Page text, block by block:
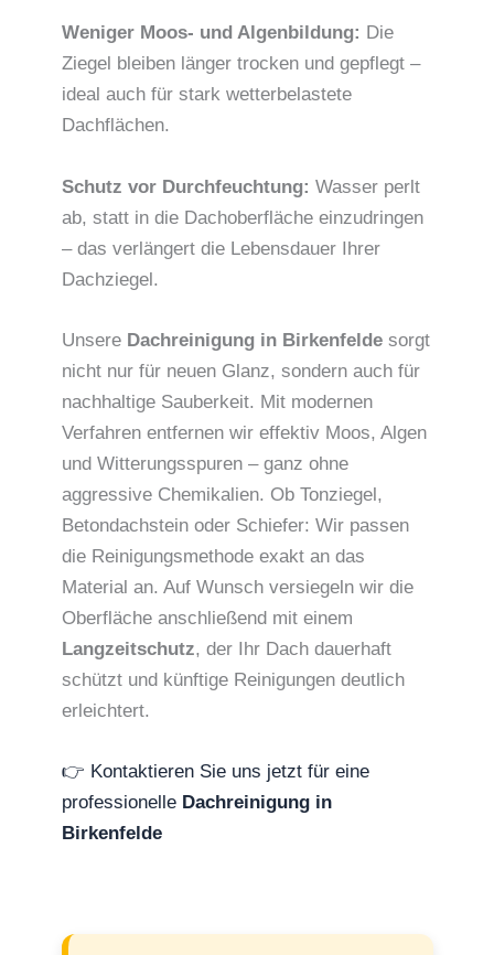
Weniger Moos- und Algenbildung: Die
Ziegel bleiben länger trocken und gepflegt –
ideal auch für stark wetterbelastete
Dachflächen.
Schutz vor Durchfeuchtung: Wasser perlt
ab, statt in die Dachoberfläche einzudringen
– das verlängert die Lebensdauer Ihrer
Dachziegel.
Unsere Dachreinigung in Birkenfeldesorgt
nicht nur für neuen Glanz, sondern auch für
nachhaltige Sauberkeit. Mit modernen
Verfahren entfernen wir effektiv Moos, Algen
und Witterungsspuren – ganz ohne
aggressive Chemikalien. Ob Tonziegel,
Betondachstein oder Schiefer: Wir passen
die Reinigungsmethode exakt an das
Material an. Auf Wunsch versiegeln wir die
Oberfläche anschließend mit einem
Langzeitschutz, der Ihr Dach dauerhaft
schützt und künftige Reinigungen deutlich
erleichtert.
👉 Kontaktieren Sie uns jetzt für eine
professionelle Dachreinigung in
Birkenfelde